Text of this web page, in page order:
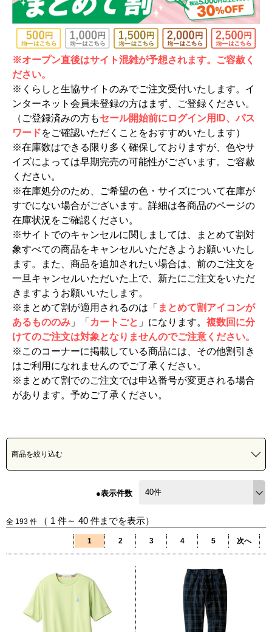
※オープン直後はサイト混雑が予想されます。ご容赦く
ださい。
※くらしと生協サイトのみでご注文受付いたします。イ
ンターネット会員未登録の方はまず、ご登録ください。
（ご登録済みの方もセール開始前にログイン用ID、パス
ワードをご確認いただくことをおすすめいたします）
※在庫数はできる限り多く確保しておりますが、色やサ
イズによっては早期完売の可能性がございます。ご容赦
ください。
※在庫処分のため、ご希望の色・サイズについて在庫が
すでにない場合がございます。詳細は各商品のページの
在庫状況をご確認ください。
※サイトでのキャンセルに関しましては、まとめて割対
象すべての商品をキャンセルいただきようお願いいたし
ます。また、商品を追加されたい場合は、前のご注文を
一旦キャンセルいただいた上で、新たにご注文をいただ
きますようお願いいたします。
※まとめて割が適用されるのは「 まとめて割アイコンが
あるもののみ 」「 カートごと 」になります。 複数回に分
けてのご注文は対象となりませんのでご注意ください。
※このコーナーに掲載している商品には、その他割引き
はご利用になれませんのでご了承ください。
※まとめて割でのご注文では申込番号が変更される場合
があります。予めご了承ください。
商品を絞り込む
●表示件数
全 193 件 （ 1 件～ 40 件までを表示）
1 2 3 4 5 次へ